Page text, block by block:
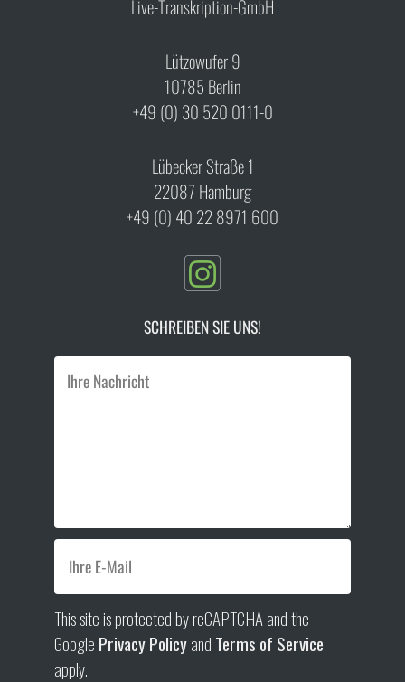
Live-Transkription-GmbH
Lützowufer 9
10785 Berlin
+49 (0) 30 520 0111-0
Lübecker Straße 1
22087 Hamburg
+49 (0) 40 22 8971 600
SCHREIBEN SIE UNS!
This site is protected by reCAPTCHA and the
Google Privacy Policyand Terms of Service
apply.